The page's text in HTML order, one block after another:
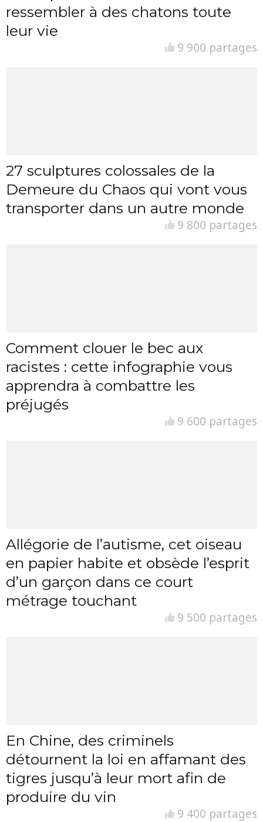
ressembler à des chatons toute
leur vie
9 900 partages
27 sculptures colossales de la
Demeure du Chaos qui vont vous
transporter dans un autre monde
9 800 partages
Comment clouer le bec aux
racistes : cette infographie vous
apprendra à combattre les
préjugés
9 600 partages
Allégorie de l’autisme, cet oiseau
en papier habite et obsède l’esprit
d’un garçon dans ce court
métrage touchant
9 500 partages
En Chine, des criminels
détournent la loi en affamant des
tigres jusqu’à leur mort afin de
produire du vin
9 400 partages